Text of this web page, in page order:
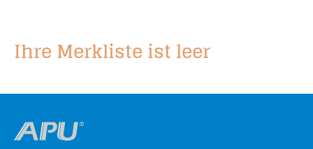
Ihre Merkliste ist leer